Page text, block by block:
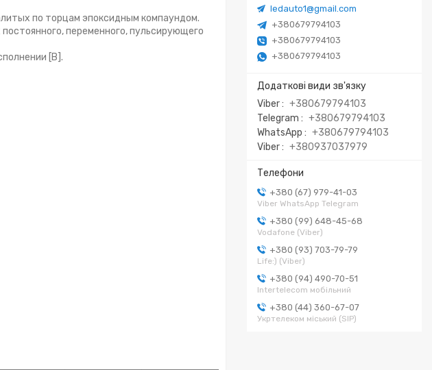
ledauto1@gmail.com
+380679794103
+380679794103
+380679794103
Viber
+380679794103
Telegram
+380679794103
WhatsApp
+380679794103
Viber
+380937037979
+380 (67) 979-41-03
Viber WhatsApp Telegram
+380 (99) 648-45-68
Vodafone (Viber)
+380 (93) 703-79-79
Life:) (Viber)
+380 (94) 490-70-51
Intertelecom мобільний
+380 (44) 360-67-07
Укртелеком міський (SIP)
по торцам эпоксидным компаундом.
переменного, пульсирующего
[В].